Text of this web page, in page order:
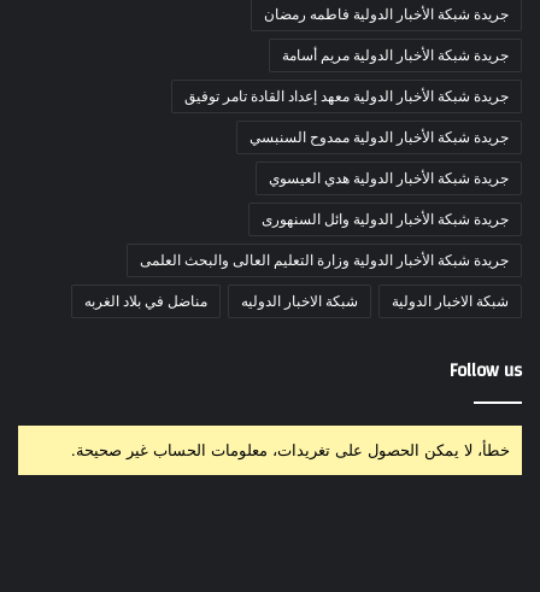
جريدة شبكة الأخبار الدولية فاطمه رمضان
جريدة شبكة الأخبار الدولية مريم أسامة
جريدة شبكة الأخبار الدولية معهد إعداد القادة تامر توفيق
جريدة شبكة الأخبار الدولية ممدوح السنبسي
جريدة شبكة الأخبار الدولية هدي العيسوي
جريدة شبكة الأخبار الدولية وائل السنهورى
جريدة شبكة الأخبار الدولية وزارة التعليم العالى والبحث العلمى
شبكة الاخبار الدولية شبكة الاخبار الدوليه مناضل في بلاد الغربه
Follow us
خطأ، لا يمكن الحصول على تغريدات، معلومات الحساب غير صحيحة.